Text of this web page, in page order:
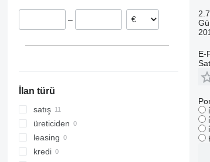
–
İlan türü
satış
üreticiden
leasing
kredi
E-